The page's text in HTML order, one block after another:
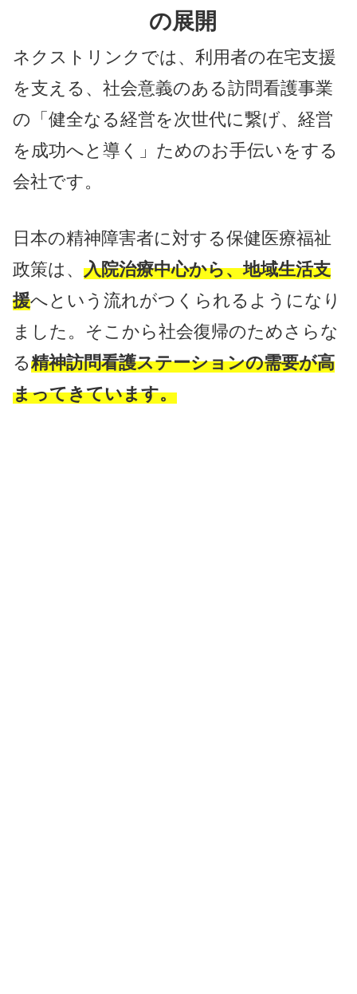
の展開
ネクストリンクでは、利用者の在宅支援
を支える、社会意義のある訪問看護事業
の「健全なる経営を次世代に繋げ、経営
を成功へと導く」ためのお手伝いをする
会社です。
日本の精神障害者に対する保健医療福祉
政策は、 入院治療中心から、地域生活支
援へという流れがつくられるようになり
ました。そこから社会復帰のためさらな
る精神訪問看護ステーションの需要が高
まってきています。